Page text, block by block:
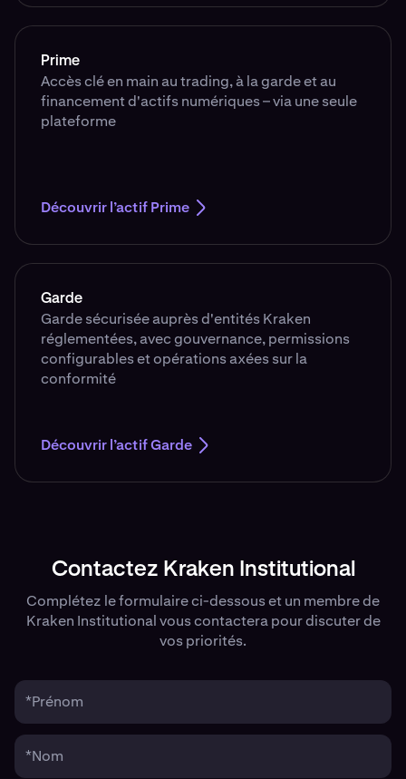
Prime
Accès clé en main au trading, à la garde et au
financement d'actifs numériques – via une seule
plateforme
Découvrir l’actif Prime
Garde
Garde sécurisée auprès d'entités Kraken
réglementées, avec gouvernance, permissions
configurables et opérations axées sur la
conformité
Découvrir l’actif Garde
Contactez Kraken Institutional
Complétez le formulaire ci-dessous et un membre de
Kraken Institutional vous contactera pour discuter de
vos priorités.
*Prénom
*Nom